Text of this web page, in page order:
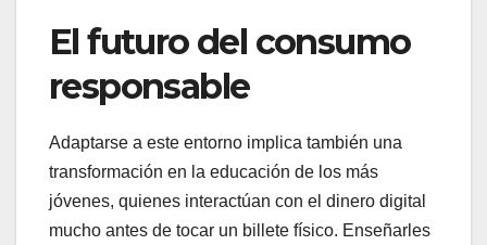
El futuro del consumo
responsable
Adaptarse a este entorno implica también una
transformación en la educación de los más
jóvenes, quienes interactúan con el dinero digital
mucho antes de tocar un billete físico. Enseñarles